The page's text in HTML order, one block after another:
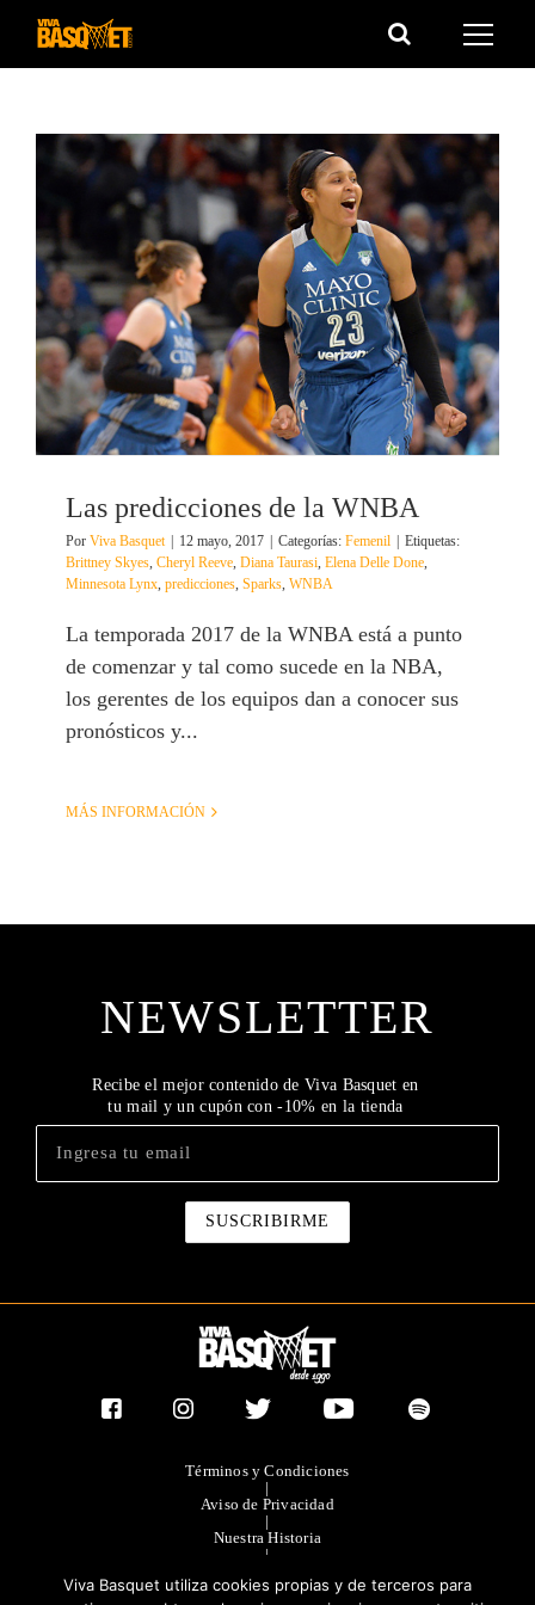
Saltar
Las predicciones de la WNBA
Por Viva Basquet 12 mayo, 2017 Categorías: Femenil
Etiquetas:
Brittney Skyes, Cheryl Reeve, Diana Taurasi, Elena Delle Done,
Minnesota Lynx, predicciones, Sparks, WNBA
La temporada 2017 de la WNBA está a punto
de comenzar y tal como sucede en la NBA,
los gerentes de los equipos dan a conocer sus
pronósticos y...
MÁS INFORMACIÓN
NEWSLETTER
Recibe el mejor contenido de Viva Basquet en
tu mail y un cupón con -10% en la tienda
Términos y Condiciones
|
Aviso de Privacidad
|
Nuestra Historia
|
|
Viva Basquet utiliza cookies propias y de terceros para